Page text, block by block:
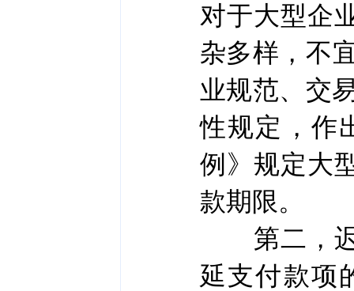
对于大型企
杂多样，不
业规范、交
性规定，作
例》规定大
款期限。
第二，迟
延支付款项